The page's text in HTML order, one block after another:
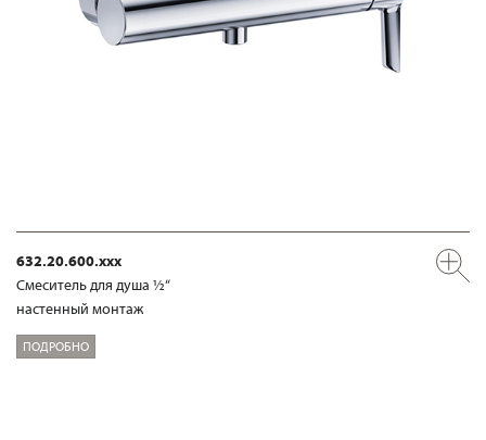
632.20.600.xxx
Смеситель для душа ½“
настенный монтаж
ПОДРОБНО